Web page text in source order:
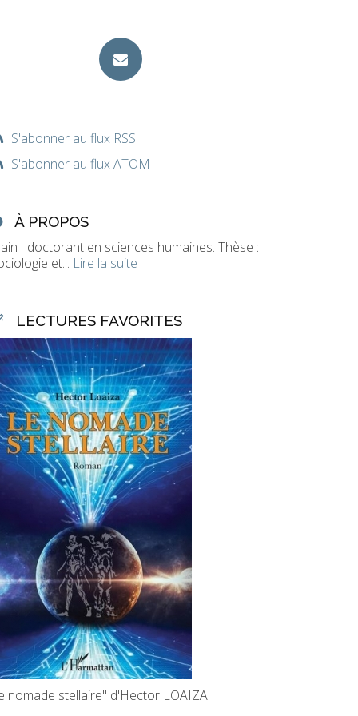
S'abonner au flux RSS
S'abonner au flux ATOM
À PROPOS
doctorant en sciences humaines. Thèse :
et... Lire la suite
LECTURES FAVORITES
nomade stellaire" d'Hector LOAIZA